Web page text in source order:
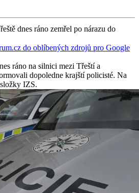
dnes ráno zemřel po nárazu do
do oblíbených zdrojů pro Google
ráno na silnici mezi Třeští a
dopoledne krajští policisté. Na
IZS.